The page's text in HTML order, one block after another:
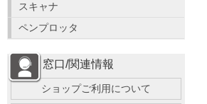
スキャナ
ペンプロッタ
窓口/関連情報
ショップご利用について